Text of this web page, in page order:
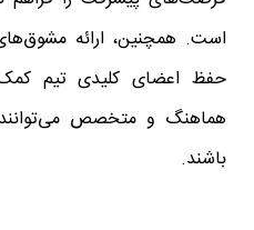
است. همچنین، ارائه
حفظ اعضای کلیدی تیم
هماهنگ و متخصص
باشند.